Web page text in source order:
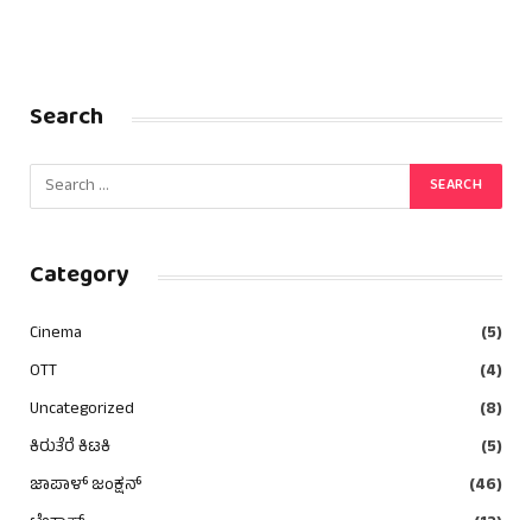
Search
Category
Cinema
(5)
OTT
(4)
Uncategorized
(8)
ಕಿರುತೆರೆ ಕಿಟಕಿ
(5)
ಜಾಪಾಳ್ ಜಂಕ್ಷನ್
(46)